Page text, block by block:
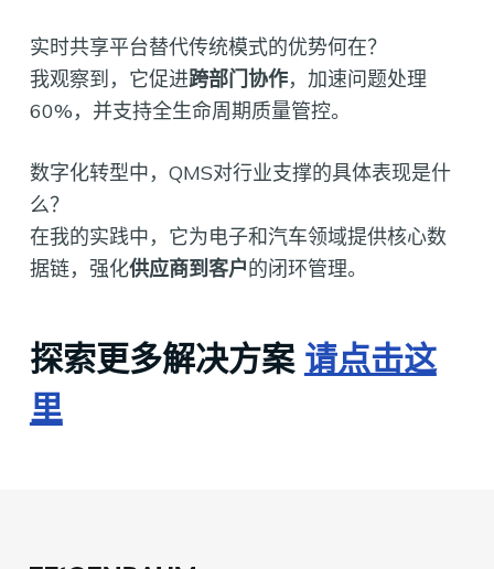
实时共享平台替代传统模式的优势何在？
我观察到，它促进跨部门协作，加速问题处理
60%，并支持全生命周期质量管控。
数字化转型中，QMS对行业支撑的具体表现是什
么？
在我的实践中，它为电子和汽车领域提供核心数
据链，强化供应商到客户的闭环管理。
探索更多解决方案 请点击这
里